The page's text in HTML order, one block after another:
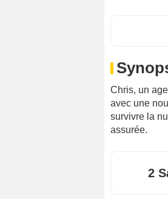
Chris, un
avec une
survivre la
assurée.
2